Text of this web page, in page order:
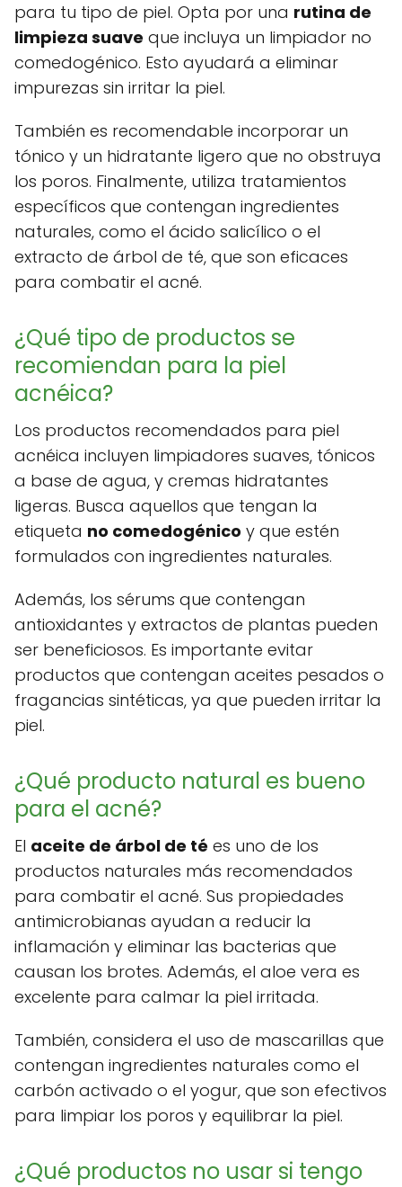
para tu tipo de piel. Opta por una rutina de
limpieza suave que incluya un limpiador no
comedogénico. Esto ayudará a eliminar
impurezas sin irritar la piel.
También es recomendable incorporar un
tónico y un hidratante ligero que no obstruya
los poros. Finalmente, utiliza tratamientos
específicos que contengan ingredientes
naturales, como el ácido salicílico o el
extracto de árbol de té, que son eficaces
para combatir el acné.
¿Qué tipo de productos se
recomiendan para la piel
acnéica?
Los productos recomendados para piel
acnéica incluyen limpiadores suaves, tónicos
a base de agua, y cremas hidratantes
ligeras. Busca aquellos que tengan la
etiqueta no comedogénico y que estén
formulados con ingredientes naturales.
Además, los sérums que contengan
antioxidantes y extractos de plantas pueden
ser beneficiosos. Es importante evitar
productos que contengan aceites pesados o
fragancias sintéticas, ya que pueden irritar la
piel.
¿Qué producto natural es bueno
para el acné?
El aceite de árbol de té es uno de los
productos naturales más recomendados
para combatir el acné. Sus propiedades
antimicrobianas ayudan a reducir la
inflamación y eliminar las bacterias que
causan los brotes. Además, el aloe vera es
excelente para calmar la piel irritada.
También, considera el uso de mascarillas que
contengan ingredientes naturales como el
carbón activado o el yogur, que son efectivos
para limpiar los poros y equilibrar la piel.
¿Qué productos no usar si tengo